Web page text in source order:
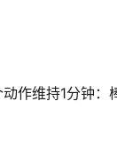
作维持1分钟：